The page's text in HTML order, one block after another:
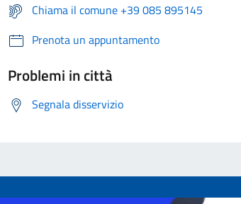
Chiama il comune +39 085 895145
Prenota un appuntamento
Problemi in città
Segnala disservizio